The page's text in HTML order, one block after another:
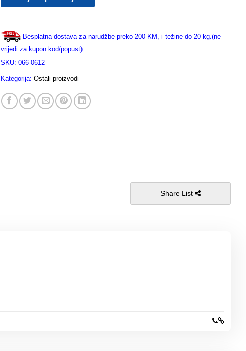
Besplatna dostava za narudžbe preko 200 KM, i težine do 20 kg.(ne
vrijedi za kupon kod/popust)
SKU: 066-0612
Kategorija: Ostali proizvodi
Share List